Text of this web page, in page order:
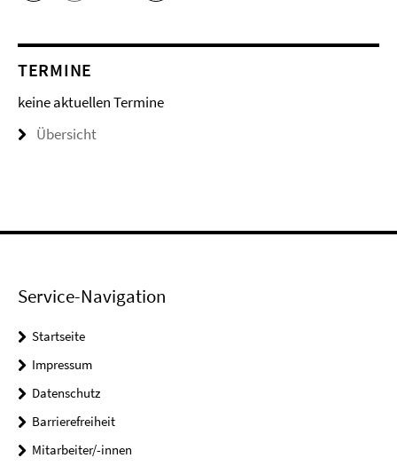
TERMINE
keine aktuellen Termine
Übersicht
Service-Navigation
Startseite
Impressum
Datenschutz
Barrierefreiheit
Mitarbeiter/-innen